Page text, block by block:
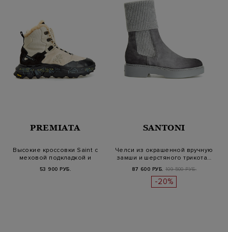
PREMIATA
Высокие кроссовки Saint с
меховой подкладкой и
подошво…
53 900 РУБ.
SANTONI
Челси из окрашенной вручную
замши и шерстяного трикота…
87 600 РУБ. 109 500 РУБ.
-20%